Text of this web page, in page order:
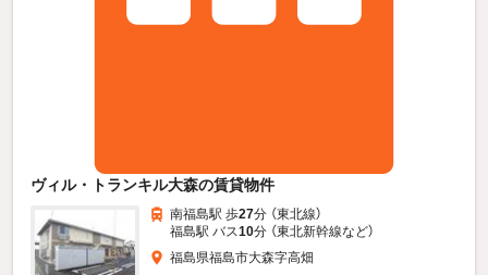
ヴィル・トランキル大森の賃貸物件
南福島駅 歩27分 （東北線）
福島駅 バス10分 （東北新幹線など）
福島県福島市大森字高畑